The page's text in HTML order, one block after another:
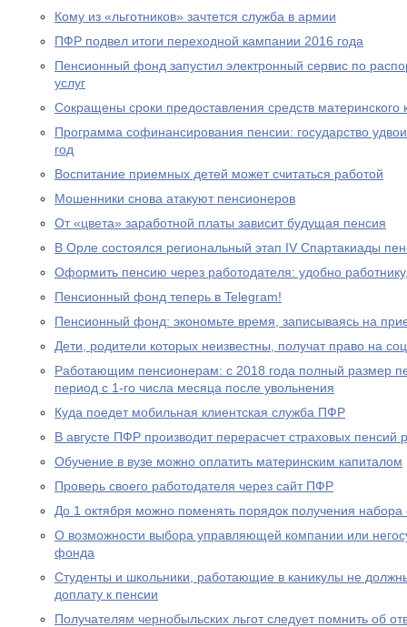
Кому из «льготников» зачтется служба в армии
ПФР подвел итоги переходной кампании 2016 года
Пенсионный фонд запустил электронный сервис по
услуг
Сокращены сроки предоставления средств материнского
Программа софинансирования пенсии: государство
год
Воспитание приемных детей может считаться работой
Мошенники снова атакуют пенсионеров
От «цвета» заработной платы зависит будущая пенсия
В Орле состоялся региональный этап IV Спартакиады
Оформить пенсию через работодателя: удобно
Пенсионный фонд теперь в Telegram!
Пенсионный фонд: экономьте время, записываясь на
Дети, родители которых неизвестны, получат право на
Работающим пенсионерам: с 2018 года полный размер
период с 1-го числа месяца после увольнения
Куда поедет мобильная клиентская служба ПФР
В августе ПФР производит перерасчет страховых
Обучение в вузе можно оплатить материнским капиталом
Проверь своего работодателя через сайт ПФР
До 1 октября можно поменять порядок получения набора
О возможности выбора управляющей компании или
фонда
Студенты и школьники, работающие в каникулы не
доплату к пенсии
Получателям чернобыльских льгот следует помнить об